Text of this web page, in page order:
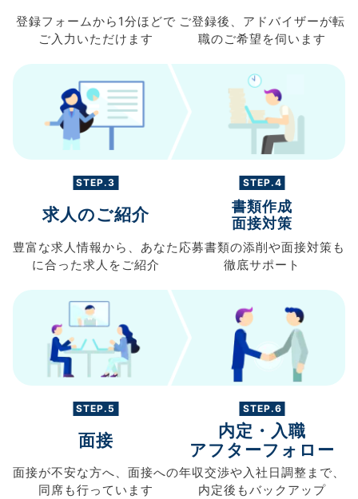
登録フォームから 1分ほどで
ご入力 いただけます
ご登録後、 アドバイザーが転
職のご希望を伺います
STEP.3
求人のご紹介
豊富な求人情報から、 あなた
に合った求人を ご紹介
STEP.4
書類作成
面接対策
応募書類の添削や面接対策も
徹底サポート
STEP.5
面接
面接が不安な方へ、 面接への
同席も行っています
STEP.6
内定・入職
アフターフォロー
年収交渉や入社日調整まで、
内定後もバックアップ